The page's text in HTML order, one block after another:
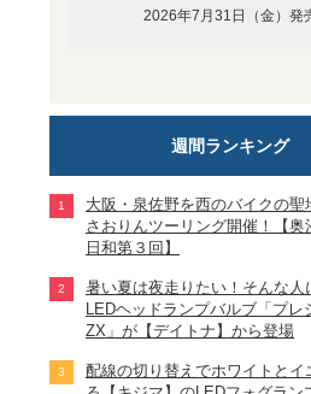
2026年7月31日（金）発
週間ランキング
大阪・泉佐野を西のバイクの聖
さおりんツーリング開催！【奥
日和第３回】
暑い夏は夜走りたい！そんな人
LEDヘッドランプバルブ「プレ
ZX」が【デイトナ】から登場
配線の切り替えでホワイトとイ